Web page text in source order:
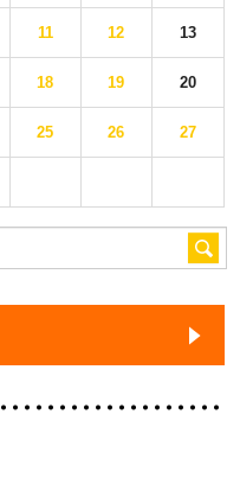
11 12 13
18 19 20
25 26 27